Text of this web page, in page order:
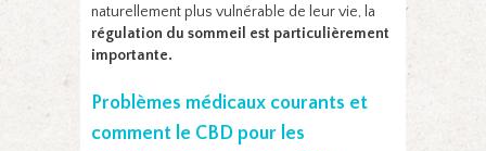
naturellement plus vulnérable de leur vie, la
régulation du sommeil est particulièrement
importante.
Problèmes médicaux courants et
comment le CBD pour les